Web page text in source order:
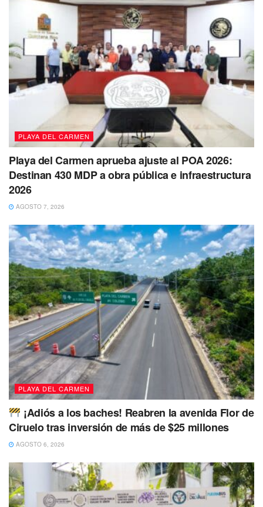
Tags: bomberos incendio Playa del Carmen
PLAYA DEL CARMEN
Playa del Carmen aprueba ajuste al POA 2026:
Destinan 430 MDP a obra pública e infraestructura
2026
AGOSTO 7, 2026
PLAYA DEL CARMEN
¡Adiós a los baches! Reabren la avenida Flor de
Ciruelo tras inversión de más de $25 millones
AGOSTO 6, 2026